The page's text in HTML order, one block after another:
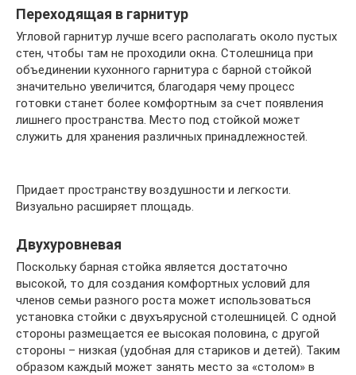
Переходящая в гарнитур
Угловой гарнитур лучше всего располагать около пустых
стен, чтобы там не проходили окна. Столешница при
объединении кухонного гарнитура с барной стойкой
значительно увеличится, благодаря чему процесс
готовки станет более комфортным за счет появления
лишнего пространства. Место под стойкой может
служить для хранения различных принадлежностей.
Придает пространству воздушности и легкости.
Визуально расширяет площадь.
Двухуровневая
Поскольку барная стойка является достаточно
высокой, то для создания комфортных условий для
членов семьи разного роста может использоваться
установка стойки с двухъярусной столешницей. С одной
стороны размещается ее высокая половина, с другой
стороны – низкая (удобная для стариков и детей). Таким
образом каждый может занять место за «столом» в